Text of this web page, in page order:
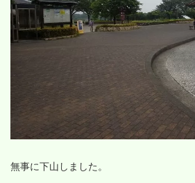
無事に下山しました。